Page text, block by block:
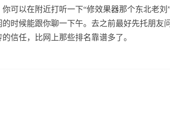
可以在附近打听一下“修效果器那个东北老
时候能跟你聊一下午。去之前最好先托朋友
信任，比网上那些排名靠谱多了。